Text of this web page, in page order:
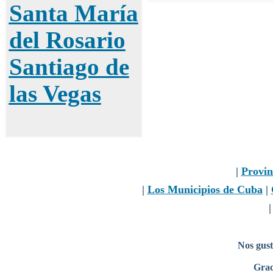
Santa María
del Rosario
Santiago de
las Vegas
|
| Los Municipios de Cuba|
Nos